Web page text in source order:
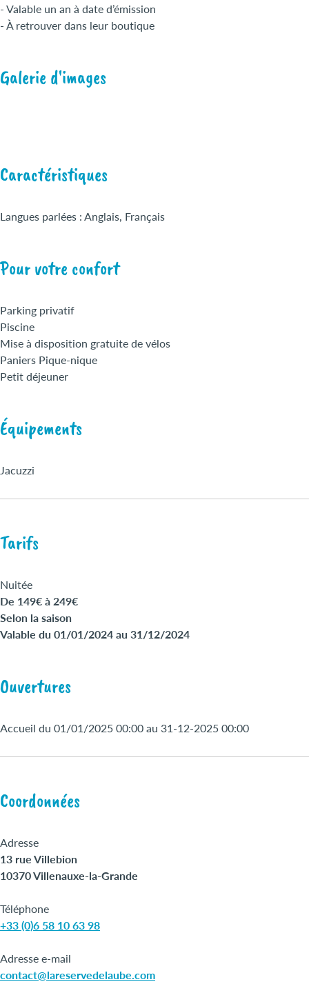
- Valable un an à date d’émission
- À retrouver dans leur boutique
Galerie d'images
Caractéristiques
Langues parlées : Anglais, Français
Pour votre confort
Parking privatif
Piscine
Mise à disposition gratuite de vélos
Paniers Pique-nique
Petit déjeuner
Équipements
Jacuzzi
Tarifs
Nuitée
De 149€ à 249€
Selon la saison
Valable du 01/01/2024 au 31/12/2024
Ouvertures
Accueil du 01/01/2025 00:00 au 31-12-2025 00:00
Coordonnées
Adresse
13 rue Villebion
10370 Villenauxe-la-Grande
Téléphone
+33 (0)6 58 10 63 98
Adresse e-mail
contact@lareservedelaube.com